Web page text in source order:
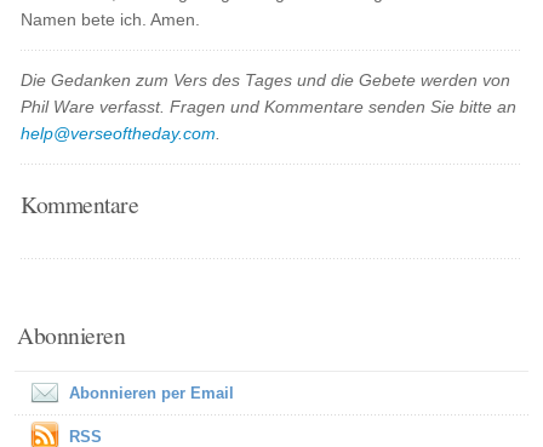
Namen bete ich. Amen.
Die Gedanken zum Vers des Tages und die Gebete werden von
Phil Ware verfasst. Fragen und Kommentare senden Sie bitte an
help@verseoftheday.com
Kommentare
Abonnieren
Abonnieren per Email
RSS